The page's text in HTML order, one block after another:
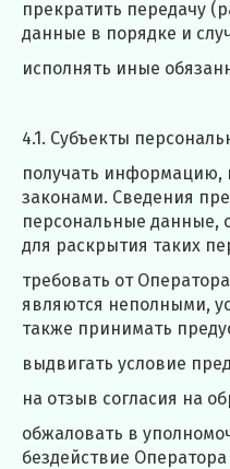
прекратить передачу
данные в порядке и
исполнять иные
4.1. Субъекты
получать информацию,
законами. Сведения
персональные данные,
для раскрытия таких
требовать от
являются неполными,
также принимать
выдвигать условие
на отзыв согласия на
обжаловать в
бездействие